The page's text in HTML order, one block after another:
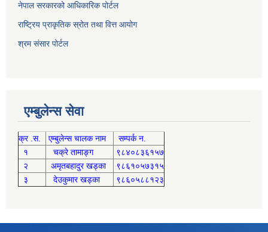
नेपाल सरकारको आधिकारिक पोर्टल
राष्ट्रिय प्राकृतिक स्रोत तथा वित्त आयोग
श्रम संसार पोर्टल
एम्बुलेन्स सेवा
क्र .स. एम्बुलेन्स चालक नाम
सम्पर्क न.
१
चक्रे तामाङ्ग
९८४०८३६१५७
२
अमृतबहादुर खड्का
९८६१०५७३१५
३
देउकुमार खड्का ९८६०५८८१२३